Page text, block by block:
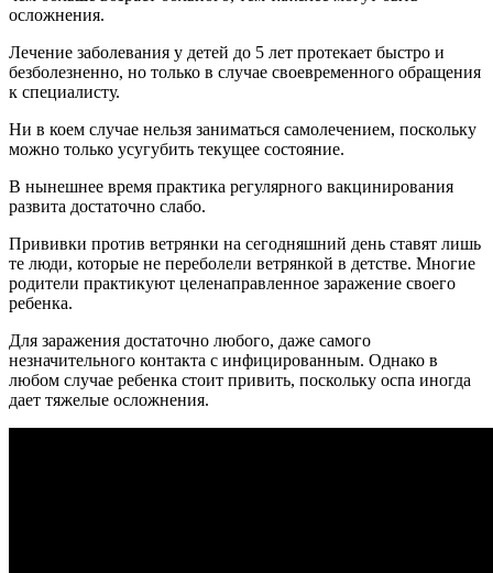
осложнения.
Лечение заболевания у детей до 5 лет протекает быстро и
безболезненно, но только в случае своевременного обращения
к специалисту.
Ни в коем случае нельзя заниматься самолечением, поскольку
можно только усугубить текущее состояние.
В нынешнее время практика регулярного вакцинирования
развита достаточно слабо.
Прививки против ветрянки на сегодняшний день ставят лишь
те люди, которые не переболели ветрянкой в детстве. Многие
родители практикуют целенаправленное заражение своего
ребенка.
Для заражения достаточно любого, даже самого
незначительного контакта с инфицированным. Однако в
любом случае ребенка стоит привить, поскольку оспа иногда
дает тяжелые осложнения.